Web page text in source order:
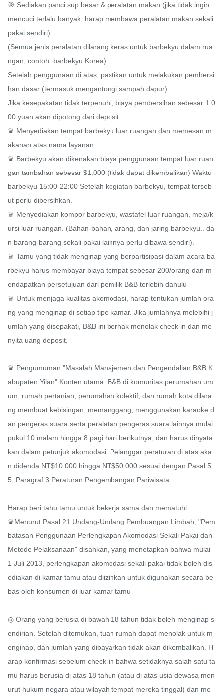
🎯 Sediakan panci sup besar & peralatan makan (jika tidak ingin
mencuci terlalu banyak, harap membawa peralatan makan sekali
pakai sendiri)
(Semua jenis peralatan dilarang keras untuk barbekyu dalam rua
ngan, contoh: barbekyu Korea)
Setelah penggunaan di atas, pastikan untuk melakukan pembersi
han dasar (termasuk mengantongi sampah dapur)
Jika kesepakatan tidak terpenuhi, biaya pembersihan sebesar 1.0
00 yuan akan dipotong dari deposit
♛ Menyediakan tempat barbekyu luar ruangan dan memesan m
akanan atas nama layanan.
♛ Barbekyu akan dikenakan biaya penggunaan tempat luar ruan
gan tambahan sebesar $1.000 (tidak dapat dikembalikan) Waktu
barbekyu 15:00-22:00 Setelah kegiatan barbekyu, tempat terseb
ut perlu dibersihkan.
♛ Menyediakan kompor barbekyu, wastafel luar ruangan, meja/k
ursi luar ruangan. (Bahan-bahan, arang, dan jaring barbekyu.. da
n barang-barang sekali pakai lainnya perlu dibawa sendiri).
♛ Tamu yang tidak menginap yang berpartisipasi dalam acara ba
rbekyu harus membayar biaya tempat sebesar 200/orang dan m
endapatkan persetujuan dari pemilik B&B terlebih dahulu
♛ Untuk menjaga kualitas akomodasi, harap tentukan jumlah ora
ng yang menginap di setiap tipe kamar. Jika jumlahnya melebihi j
umlah yang disepakati, B&B ini berhak menolak check in dan me
nyita uang deposit.
♛ Pengumuman "Masalah Manajemen dan Pengendalian B&B K
abupaten Yilan" Konten utama: B&B di komunitas perumahan um
um, rumah pertanian, perumahan kolektif, dan rumah kota dilara
ng membuat kebisingan, memanggang, menggunakan karaoke d
an pengeras suara serta peralatan pengeras suara lainnya mulai
pukul 10 malam hingga 8 pagi hari berikutnya, dan harus dinyata
kan dalam petunjuk akomodasi. Pelanggar peraturan di atas aka
n didenda NT$10.000 hingga NT$50.000 sesuai dengan Pasal 5
5, Paragraf 3 Peraturan Pengembangan Pariwisata.
Harap beri tahu tamu untuk bekerja sama dan mematuhi.
♛Menurut Pasal 21 Undang-Undang Pembuangan Limbah, "Pem
batasan Penggunaan Perlengkapan Akomodasi Sekali Pakai dan
Metode Pelaksanaan" disahkan, yang menetapkan bahwa mulai
1 Juli 2013, perlengkapan akomodasi sekali pakai tidak boleh dis
ediakan di kamar tamu atau diizinkan untuk digunakan secara be
bas oleh konsumen di luar kamar tamu
◎ Orang yang berusia di bawah 18 tahun tidak boleh menginap s
endirian. Setelah ditemukan, tuan rumah dapat menolak untuk m
enginap, dan jumlah yang dibayarkan tidak akan dikembalikan. H
arap konfirmasi sebelum check-in bahwa setidaknya salah satu ta
mu harus berusia di atas 18 tahun (atau di atas usia dewasa men
urut hukum negara atau wilayah tempat mereka tinggal) dan me